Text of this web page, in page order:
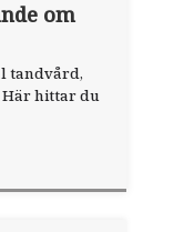
om
tandvård,
Här hittar du